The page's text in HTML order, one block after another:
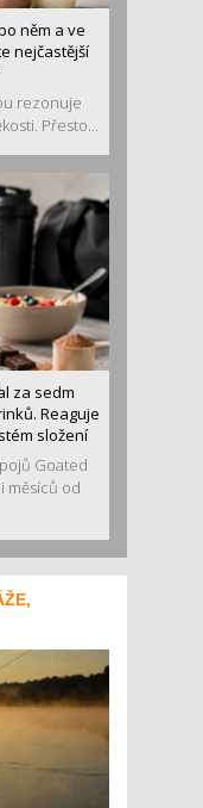
něm a ve
nejčastější
rezonuje
Přesto...
za sedm
Reaguje
složení
Goated
měsíců od